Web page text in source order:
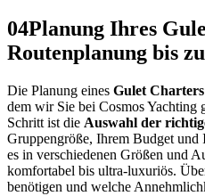
04Planung Ihres
Routenplanung bis
Die Planung eines Gulet Charters
dem wir Sie bei Cosmos Yachting
Schritt ist die Auswahl der
Gruppengröße, Ihrem Budget und
es in verschiedenen Größen und
komfortabel bis ultra-luxuriös.
benötigen und welche